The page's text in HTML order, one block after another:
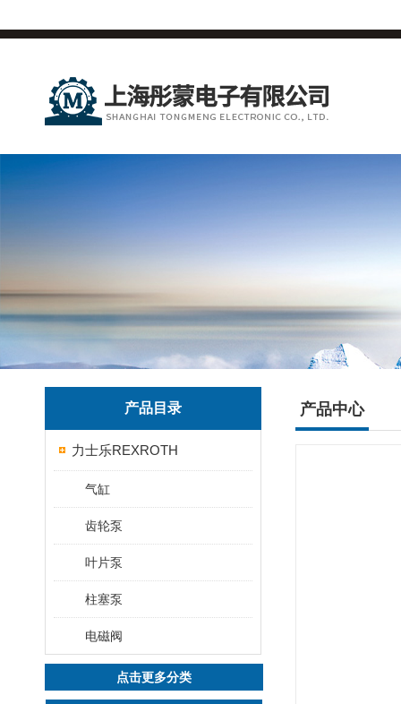
产品目录
力士乐REXROTH
气缸
齿轮泵
叶片泵
柱塞泵
电磁阀
点击更多分类
产品中心